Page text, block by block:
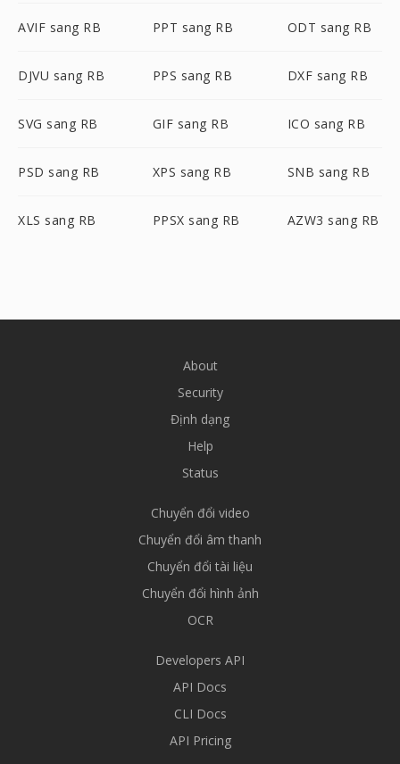
AVIF sang RB PPT sang RB ODT sang RB
DJVU sang RB PPS sang RB DXF sang RB
SVG sang RB GIF sang RB ICO sang RB
PSD sang RB XPS sang RB SNB sang RB
XLS sang RB PPSX sang RB AZW3 sang RB
About
Security
Định dạng
Help
Status
Chuyển đổi video
Chuyển đổi âm thanh
Chuyển đổi tài liệu
Chuyển đổi hình ảnh
OCR
Developers API
API Docs
CLI Docs
API Pricing